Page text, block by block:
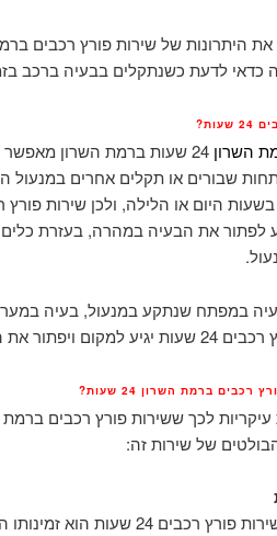
כדאי לדעת כשנתקלים בבעיה ברכב
השרון
24 שעות ברמת השרון
שבורים או תקלים אחרים
היום או הלילה, ולכן שירות
לפתור את הבעיה במהרה, בעזרת כלים
במפתח שנתקע במנעול, בעיה
הבעיה במהירות האפשרית.
ברמת השרון 24 שעות?
של שירות זה:
היתרון המרכזי בשירות פורץ